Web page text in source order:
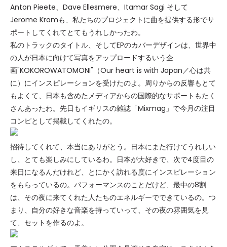
Anton Pieete、Dave Ellesmere、Itamar Sagi そして
Jerome Kromも、私たちのプロジェクトに曲を提供する形でサ
ポートしてくれてとてもうれしかったわ。
私のトラックのタイトル、そしてEPのカバーデザインは、世界中
の人が日本に向けて写真をアップロードするいう企
画"KOKOROWATOMONI"（Our heart is with Japan／心は共
に）にインスピレーションを受けたのよ。周りからの反響もとて
もよくて、日本も含めたメディアからの国際的なサポートもたく
さんあったわ。先日もイギリスの雑誌「Mixmag」で今月の注目
コンピとして掲載してくれたの。
招待してくれて、本当にありがとう。日本にまた行けてうれしい
し、とても楽しみにしているわ。日本が大好きで、次で4度目の
来日になるんだけれど、とにかく訪れる度にインスピレーション
をもらっているの。パフォーマンスのことだけど、最中の8割
は、その夜に来てくれた人たちのエネルギーでできているの。つ
まり、自分の好きな音楽を持っていって、その夜の雰囲気を見
て、セットを作るのよ。